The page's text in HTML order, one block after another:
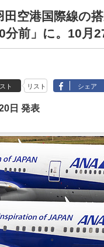
田空港国際線の
分前」に。10月
ト リスト シェア
日 発表